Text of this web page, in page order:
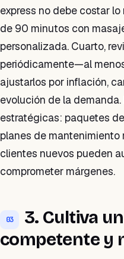
express no debe costar
de 90 minutos con
personalizada. Cuarto,
periódicamente—al
ajustarlos por inflación,
evolución de la
estratégicas: paquetes
planes de mantenimiento
clientes nuevos pueden
comprometer márgenes.
03
3. Cultiva
competente y